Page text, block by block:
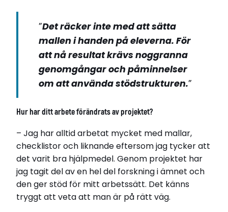
”Det räcker inte med att sätta
mallen i handen på eleverna. För
att nå resultat krävs noggranna
genomgångar och påminnelser
om att använda stödstrukturen.”
Hur har ditt arbete förändrats av projektet?
– Jag har alltid arbetat mycket med mallar,
checklistor och liknande eftersom jag tycker att
det varit bra hjälpmedel. Genom projektet har
jag tagit del av en hel del forskning i ämnet och
den ger stöd för mitt arbetssätt. Det känns
tryggt att veta att man är på rätt väg.